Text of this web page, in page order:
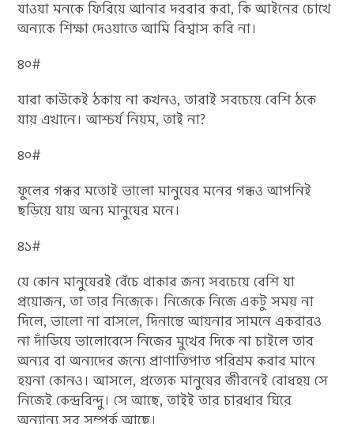
যাওয়া মনকে ফিরিয়ে আনার দরবার করা, কি আইনের চোখে
অন্যকে শিক্ষা দেওয়াতে আমি বিশ্বাস করি না।
৪০#
যারা কাউকেই ঠকায় না কখনও, তারাই সবচেয়ে বেশি ঠকে
যায় এখানে। আশ্চর্য নিয়ম, তাই না?
৪০#
ফুলের গন্ধর মতোই ভালো মানুষের মনের গন্ধও আপনিই
ছড়িয়ে যায় অন্য মানুষের মনে।
৪১#
যে কোন মানুষেরই বেঁচে থাকার জন্য সবচেয়ে বেশি যা
প্রয়োজন, তা তার নিজেকে। নিজেকে নিজে একটু সময় না
দিলে, ভালো না বাসলে, দিনান্তে আয়নার সামনে একবারও
না দাঁড়িয়ে ভালোবেসে নিজের মুখের দিকে না চাইলে তার
অন্যর বা অন্যদের জন্যে প্রাণাতিপাত পরিশ্রম করার মানে
হয়না কোনও। আসলে, প্রত্যেক মানুষের জীবনেই বোধহয় সে
নিজেই কেন্দ্রবিন্দু। সে আছে, তাইই তার চারধার‌ ঘিরে
অন্যান্য সব সম্পর্ক আছে।